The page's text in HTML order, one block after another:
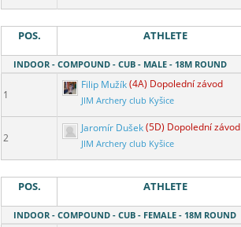
POS. ATHLETE
INDOOR - COMPOUND - CUB - MALE - 18M ROUND
1
Filip Mužík(4A) Dopolední závod
JIM Archery club Kyšice
2
Jaromír Dušek(5D) Dopolední závod
JIM Archery club Kyšice
POS. ATHLETE
INDOOR - COMPOUND - CUB - FEMALE - 18M ROUND